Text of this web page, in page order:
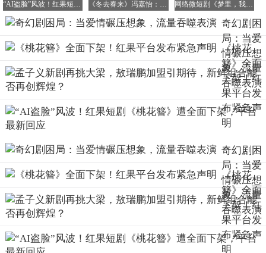
表演体系的崩塌，根源在于创作思维的异化。当制作方将演
员视为流量工具而非艺术载体，当表演被简化为颜值展示，
奇幻剧就失去了打动人心的力量。观众需要的不是精致的面
孔，而是能引发共鸣的鲜活角色。
创作模式固化：新瓶装旧酒的循环困境
古装奇幻剧曾凭借天马行空的想象开辟新天地，《西游记》
《聊斋志异》等经典改编作品，都通过奇幻叙事探讨现实问
题。然而当前创作却陷入自我复制的怪圈，多数新作仅在表
面设定上微调，内核仍是换汤不换药的老套路。
以《白日提灯》为例，其"五感共享"设定虽新颖，但故事本
质仍是"灵力女主+少年将军"的契约恋爱。剧中反复出现
的"舍命相救"桥段，早已成为观众审美疲劳的源头。段胥为
贺思慕自刺心口、贺思慕为段胥燃烧修为，这种套路化的虐
恋叙事，暴露出创作团队的想象力匮乏。
“AI盗脸”风波！红果短剧《桃花簪》遭全面下架，平台最新回应 《冬去春来》冯嘉怡：非科班出身，海外历练，37岁跨界演戏成亮点 网络微短剧《梦里，我和猫猫恋了个爱》上线 聊城文旅融合新篇章开启
奇幻剧困
局：当爱
情碾压想
象，流量
吞噬表演
《桃花
簪》全面
下架！红
果平台发
布紧急声
明
奇幻剧困
局：当爱
情碾压想
象，流量
吞噬表演
《桃花
簪》全面
下架！红
果平台发
布紧急声
明